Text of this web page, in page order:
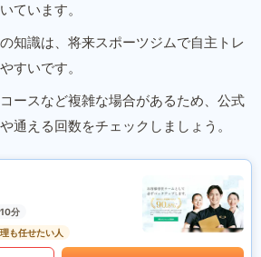
ています。
知識は、将来スポーツジムで自主トレ
すいです。
ースなど複雑な場合があるため、公式
通える回数をチェックしましょう。
分
も任せたい人